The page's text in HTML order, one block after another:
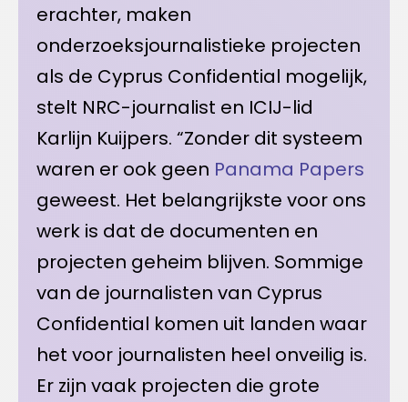
erachter, maken
onderzoeksjournalistieke projecten
als de Cyprus Confidential mogelijk,
stelt NRC-journalist en ICIJ-lid
Karlijn Kuijpers. “Zonder dit systeem
waren er ook geen Panama Papers
geweest. Het belangrijkste voor ons
werk is dat de documenten en
projecten geheim blijven. Sommige
van de journalisten van Cyprus
Confidential komen uit landen waar
het voor journalisten heel onveilig is.
Er zijn vaak projecten die grote